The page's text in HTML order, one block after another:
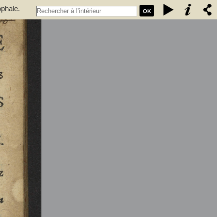
OK
se